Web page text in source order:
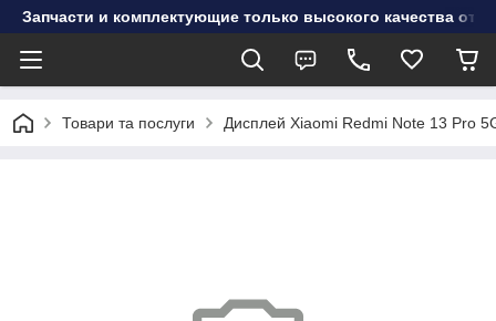
Запчасти и комплектующие только высокого качества от
Товари та послуги Дисплей Xiaomi Redmi Note 13 Pro